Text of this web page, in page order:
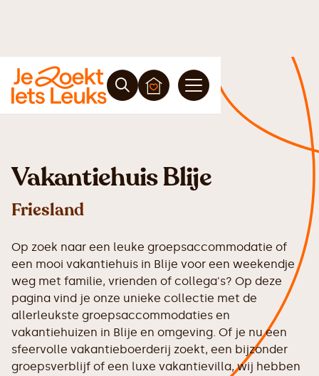
Vakantiehuis Blije
Friesland
Op zoek naar een leuke groepsaccommodatie of
een mooi vakantiehuis in Blije voor een weekendje
weg met familie, vrienden of collega's? Op deze
pagina vind je onze unieke collectie met de
allerleukste groepsaccommodaties en
vakantiehuizen in Blije en omgeving. Of je nu een
sfeervolle vakantieboerderij zoekt, een bijzonder
groepsverblijf of een luxe vakantievilla, wij hebben